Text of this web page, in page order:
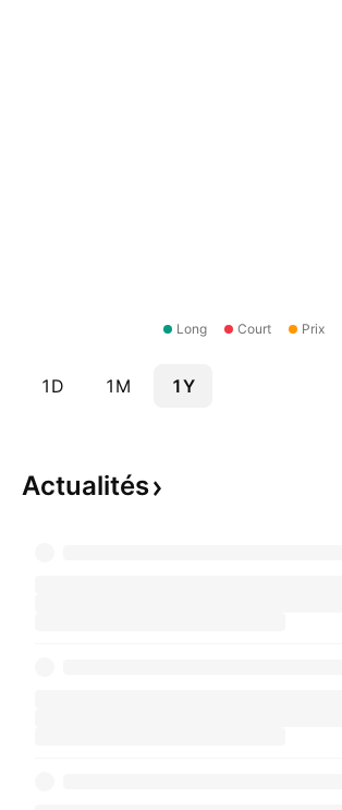
Long Court Prix
1D 1M 1Y
Actualités